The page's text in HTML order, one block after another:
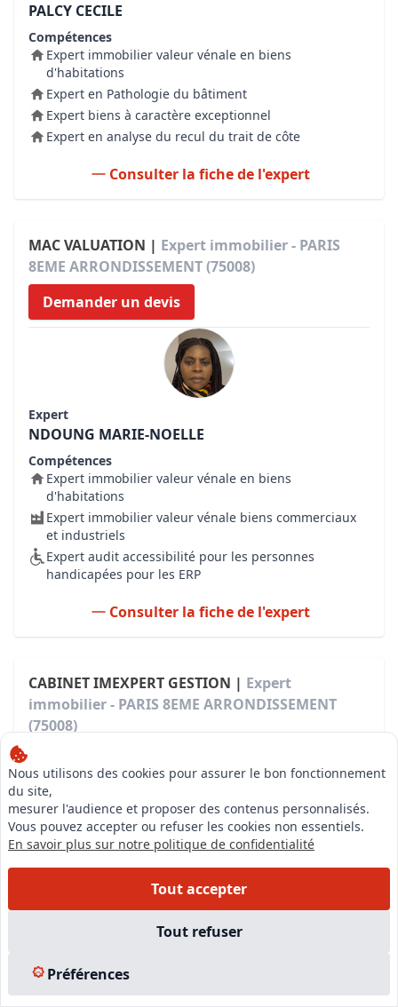
PALCY CECILE
Compétences
Expert immobilier valeur vénale en biens
d'habitations
Expert en Pathologie du bâtiment
Expert biens à caractère exceptionnel
Expert en analyse du recul du trait de côte
Consulter la fiche de l'expert
MAC VALUATION | Expert immobilier - PARIS
8EME ARRONDISSEMENT (75008)
Demander un devis
Expert
NDOUNG MARIE-NOELLE
Compétences
Expert immobilier valeur vénale en biens
d'habitations
Expert immobilier valeur vénale biens commerciaux
et industriels
Expert audit accessibilité pour les personnes
handicapées pour les ERP
Consulter la fiche de l'expert
CABINET IMEXPERT GESTION | Expert
immobilier - PARIS 8EME ARRONDISSEMENT
(75008)
Expert
Expert immobilier valeur vénale en biens
Expert immobilier valeur vénale biens commerciaux
et industriels
Nous utilisons des cookies pour assurer le bon fonctionnement
du site,
mesurer l'audience et proposer des contenus personnalisés.
Vous pouvez accepter ou refuser les cookies non essentiels.
En savoir plus sur notre politique de confidentialité
Tout accepter
Tout refuser
Préférences